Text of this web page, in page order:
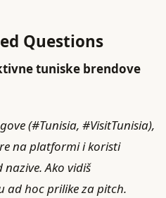
Questions
tuniske brendove
(#Tunisia, #VisitTunisia),
na platformi i koristi
Ako vidiš
hoc prilike za pitch.